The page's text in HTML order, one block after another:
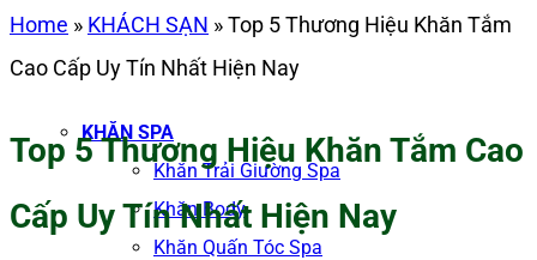
KHĂN SPA
Khăn Trải Giường Spa
Khăn Body
Khăn Quấn Tóc Spa
Home » KHÁCH SẠN »Top 5 Thương Hiệu Khăn Tắm
Cao Cấp Uy Tín Nhất Hiện Nay
Top 5 Thương Hiệu Khăn Tắm Cao
Cấp Uy Tín Nhất Hiện Nay